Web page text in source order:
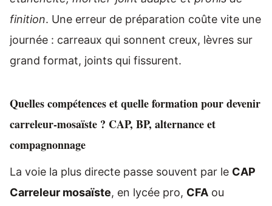
finition. Une erreur de préparation coûte vite une
journée : carreaux qui sonnent creux, lèvres sur
grand format, joints qui fissurent.
Quelles compétences et quelle formation pour devenir
carreleur-mosaïste ? CAP, BP, alternance et
compagnonnage
La voie la plus directe passe souvent par le CAP
Carreleur mosaïste, en lycée pro, CFA ou